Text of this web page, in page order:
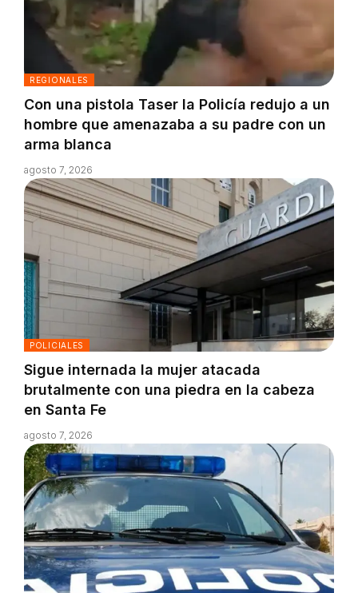
REGIONALES
Con una pistola Taser la Policía redujo a un
hombre que amenazaba a su padre con un
arma blanca
agosto 7, 2026
POLICIALES
Sigue internada la mujer atacada
brutalmente con una piedra en la cabeza
en Santa Fe
agosto 7, 2026